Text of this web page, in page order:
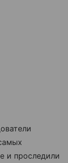
и проследили